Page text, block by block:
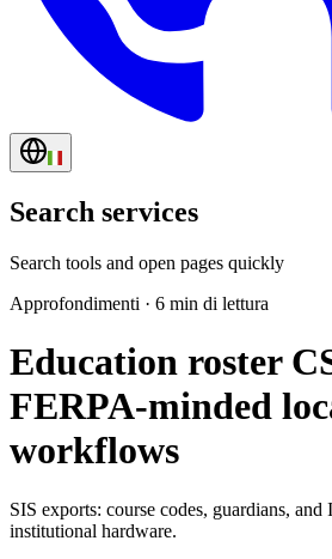
Search services
Search tools and open pages quickly
Approfondimenti · 6 min di lettura
Education roster
FERPA-minded
workflows
SIS exports: course codes, guardians,
institutional hardware.